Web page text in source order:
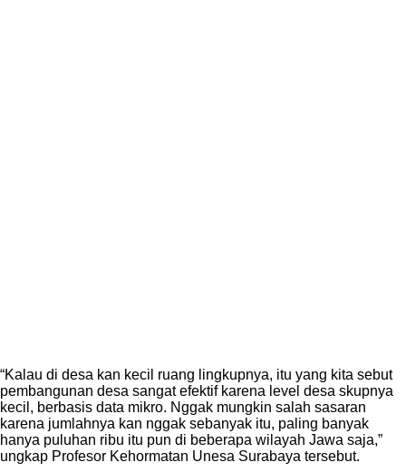
“Kalau di desa kan kecil ruang lingkupnya, itu yang kita sebut
pembangunan desa sangat efektif karena level desa skupnya
kecil, berbasis data mikro. Nggak mungkin salah sasaran
karena jumlahnya kan nggak sebanyak itu, paling banyak
hanya puluhan ribu itu pun di beberapa wilayah Jawa saja,”
ungkap Profesor Kehormatan Unesa Surabaya tersebut.